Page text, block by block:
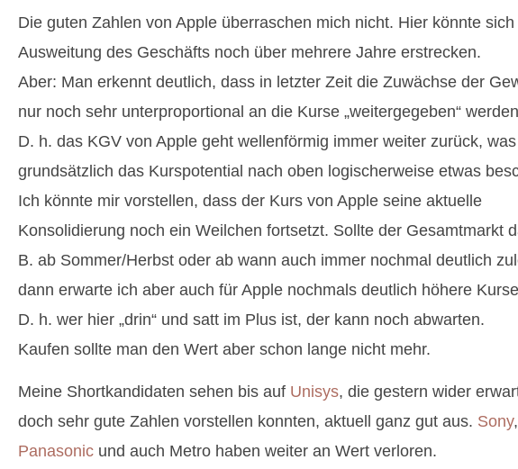
Die guten Zahlen von Apple überraschen mich nicht. Hier könnte sich
Ausweitung des Geschäfts noch über mehrere Jahre erstrecken.
Aber: Man erkennt deutlich, dass in letzter Zeit die Zuwächse der
nur noch sehr unterproportional an die Kurse „weitergegeben“
D. h. das KGV von Apple geht wellenförmig immer weiter zurück, was
grundsätzlich das Kurspotential nach oben logischerweise etwas
Ich könnte mir vorstellen, dass der Kurs von Apple seine aktuelle
Konsolidierung noch ein Weilchen fortsetzt. Sollte der Gesamtmarkt
B. ab Sommer/Herbst oder ab wann auch immer nochmal deutlich
dann erwarte ich aber auch für Apple nochmals deutlich höhere
D. h. wer hier „drin“ und satt im Plus ist, der kann noch abwarten.
Kaufen sollte man den Wert aber schon lange nicht mehr.
Meine Shortkandidaten sehen bis auf Unisys, die gestern wider
doch sehr gute Zahlen vorstellen konnten, aktuell ganz gut aus. Sony,
Panasonic und auch Metro haben weiter an Wert verloren.